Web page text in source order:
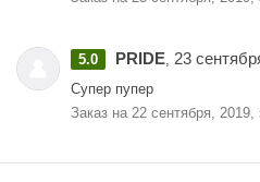
5.0 PRIDE, 23
Супер пупер
Заказ на 22 сентября,